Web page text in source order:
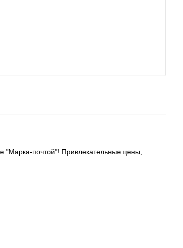
"Марка-почтой"! Привлекательные цены,